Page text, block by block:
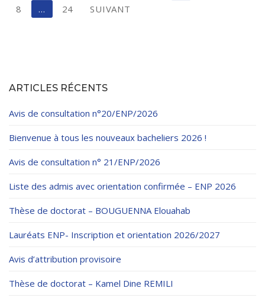
8
… 24 SUIVANT
ARTICLES RÉCENTS
Avis de consultation n°20/ENP/2026
Bienvenue à tous les nouveaux bacheliers 2026 !
Avis de consultation n° 21/ENP/2026
Liste des admis avec orientation confirmée – ENP 2026
Thèse de doctorat – BOUGUENNA Elouahab
Lauréats ENP- Inscription et orientation 2026/2027
Avis d’attribution provisoire
Thèse de doctorat – Kamel Dine REMILI